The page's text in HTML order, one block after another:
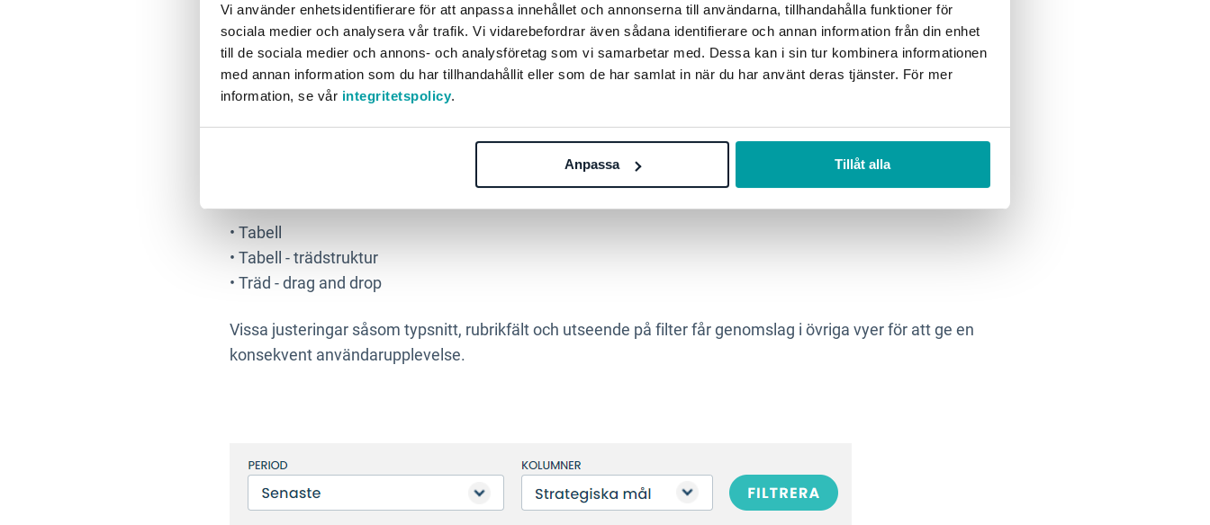
Vi använder enhetsidentifierare för att anpassa innehållet och annonserna till användarna, tillhandahålla funktioner för
sociala medier och analysera vår trafik. Vi vidarebefordrar även sådana identifierare och annan information från din enhet
till de sociala medier och annons- och analysföretag som vi samarbetar med. Dessa kan i sin tur kombinera informationen
med annan information som du har tillhandahållit eller som de har samlat in när du har använt deras tjänster. För mer
information, se vår integritetspolicy.
Anpassa Tillåt alla
grunden men färger, rubriker, texter och knappar har setts över för att ge ett trevligare uttryck. Ingen
funktionalitet har ändrats. Det är enbart den nya designen i vyer och rapporter som slår igenom
automatiskt i samband med releasen. Övriga nyheter aktiveras av en global administratör.
Ny design i vyer
Den nya designen får genomslag i vyerna av typen:
• Tabell
• Tabell - trädstruktur
• Träd - drag and drop
Vissa justeringar såsom typsnitt, rubrikfält och utseende på filter får genomslag i övriga vyer för att ge en
konsekvent användarupplevelse.